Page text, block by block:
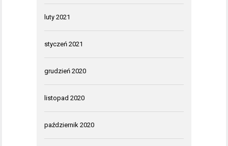
luty 2021
styczeń 2021
grudzień 2020
listopad 2020
październik 2020